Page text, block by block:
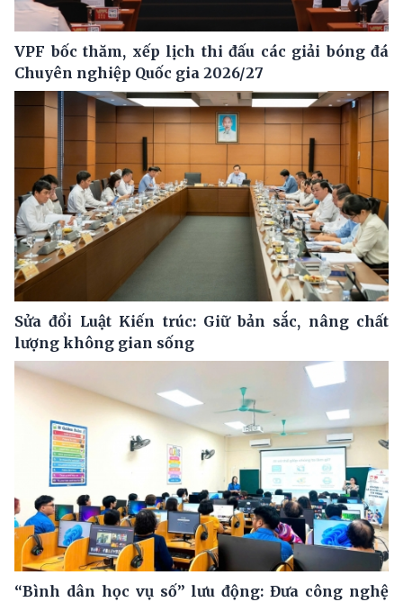
VPF bốc thăm, xếp lịch thi đấu các giải bóng đá
Chuyên nghiệp Quốc gia 2026/27
Sửa đổi Luật Kiến trúc: Giữ bản sắc, nâng chất
lượng không gian sống
“Bình dân học vụ số” lưu động: Đưa công nghệ